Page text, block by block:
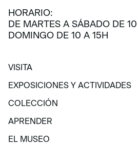
HORARIO:
DE MARTES A SÁBADO DE
DOMINGO DE 10 A 15H
VISITA
VISITA
EXPOSICIONES Y ACTIVIDADES
EXPOSICIONES Y ACTIVIDADES
COLECCIÓN
COLECCIÓN
APRENDER
APRENDER
EL MUSEO